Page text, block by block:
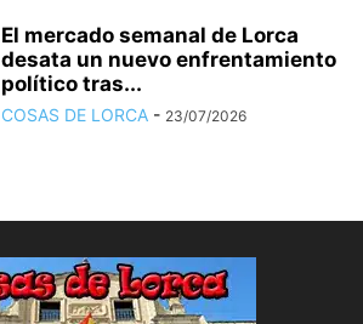
El mercado semanal de Lorca
desata un nuevo enfrentamiento
político tras...
COSAS DE LORCA - 23/07/2026